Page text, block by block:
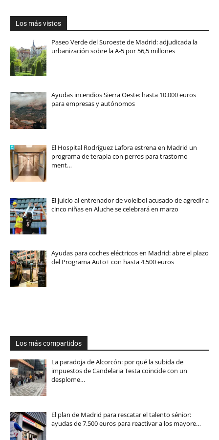
Los más vistos
Paseo Verde del Suroeste de Madrid: adjudicada la
urbanización sobre la A-5 por 56,5 millones
Ayudas incendios Sierra Oeste: hasta 10.000 euros
para empresas y autónomos
El Hospital Rodríguez Lafora estrena en Madrid un
programa de terapia con perros para trastorno
ment…
El juicio al entrenador de voleibol acusado de agredir a
cinco niñas en Aluche se celebrará en marzo
Ayudas para coches eléctricos en Madrid: abre el plazo
del Programa Auto+ con hasta 4.500 euros
Los más compartidos
La paradoja de Alcorcón: por qué la subida de
impuestos de Candelaria Testa coincide con un
desplome…
El plan de Madrid para rescatar el talento sénior:
ayudas de 7.500 euros para reactivar a los mayore…